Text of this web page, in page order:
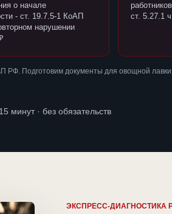
о начале
- ст. 19.7.5-1 КоАП
нарушении
ст. 5.27.1
РФ. Подготовим документы для овощной
минут · без обязательств
ЭКСПРЕСС-ДИАГНОСТИКА